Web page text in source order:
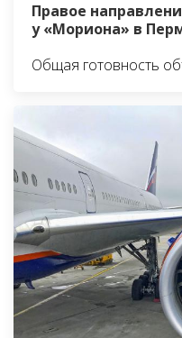
Правое
у «Мориона» в
Общая готовность